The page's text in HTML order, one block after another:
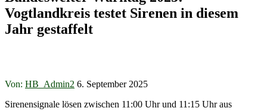
Vogtlandkreis testet Sirenen in diesem
Jahr gestaffelt
Von: HB_Admin2 6. September 2025
Sirenensignale lösen zwischen 11:00 Uhr und 11:15 Uhr aus